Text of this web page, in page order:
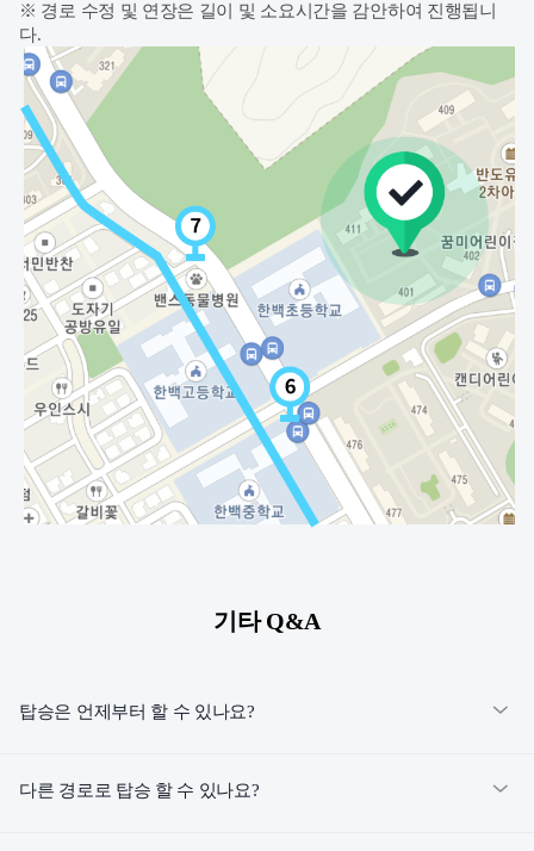
※ 경로 수정 및 연장은 길이 및 소요시간을 감안하여 진행됩니
다.
기타 Q&A
탑승은 언제부터 할 수 있나요?
다른 경로로 탑승 할 수 있나요?